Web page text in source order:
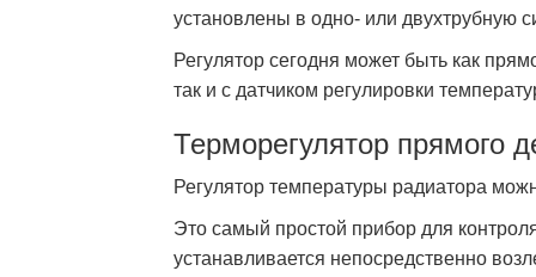
установлены в одно- или двухтрубную
Регулятор сегодня может быть как
так и с датчиком регулировки
Терморегулятор прямого
Регулятор температуры радиатора
Это самый простой прибор для
устанавливается непосредственно